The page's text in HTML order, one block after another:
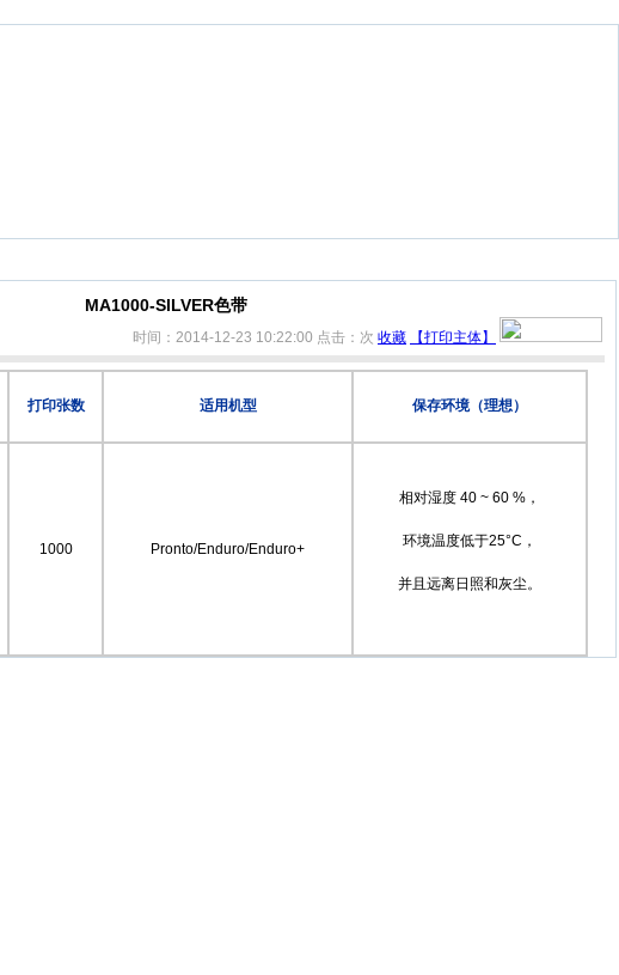
MA1000-SILVER色带
时间：2014-12-23 10:22:00 点击： 次 收藏 【打印主体】
打印张数 适用机型 保存环境（理想）
1000 Pronto/Enduro/Enduro+
相对湿度 40 ~ 60 %，
环境温度低于25°C，
并且远离日照和灰尘。